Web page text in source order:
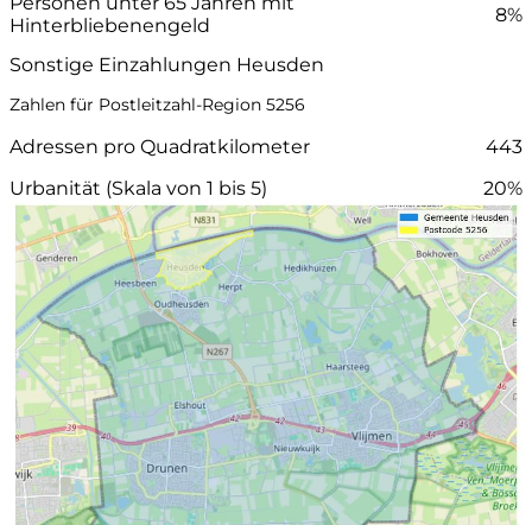
Hinterbliebenengeld
8%
Sonstige Einzahlungen Heusden
Zahlen für Postleitzahl-Region 5256
Adressen pro Quadratkilometer
443
Urbanität (Skala von 1 bis 5)
20%